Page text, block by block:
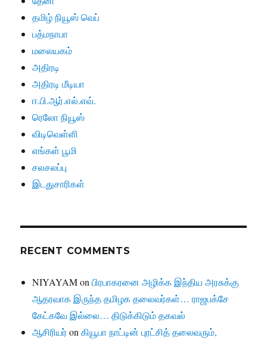
தமிழ் நியூஸ் வெப்
பத்மநாபா
மலையகம்
அதிரடி
அதிரடி மீடியா
ஈ.பி.ஆர்.எல்.எவ்.
ரெலோ நியூஸ்
விடிவெள்ளி
எங்கள் பூமி
சலசலப்பு
இடதுசாரிகள்
RECENT COMMENTS
NIYAYAMonபிரபாகரனை அழிக்க இந்திய அரசுக்கு
ஆதரவாக இருந்த தமிழக தலைவர்கள்… ராஜபக்சே
கேட்கவே இல்லை… திடுக்கிடும் தகவல்
ஆசிரியர்onகியூபா நாட்டின் புரட்சித் தலைவரும்,